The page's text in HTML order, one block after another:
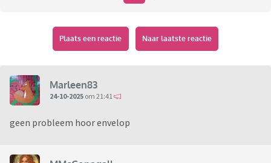
Plaats een reactie Naar laatste reactie
Marleen83
24-10-2025 om 21:41
geen probleem hoor envelop